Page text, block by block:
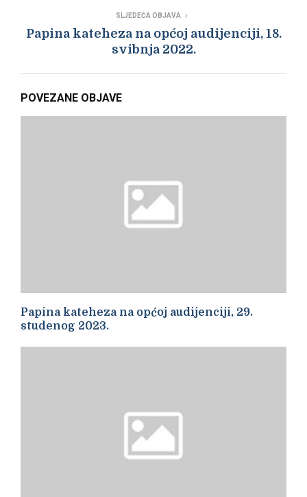
SLJEDEĆA OBJAVA
Papina kateheza na općoj audijenciji, 18.
svibnja 2022.
POVEZANE OBJAVE
Papina kateheza na općoj audijenciji, 29.
studenog 2023.